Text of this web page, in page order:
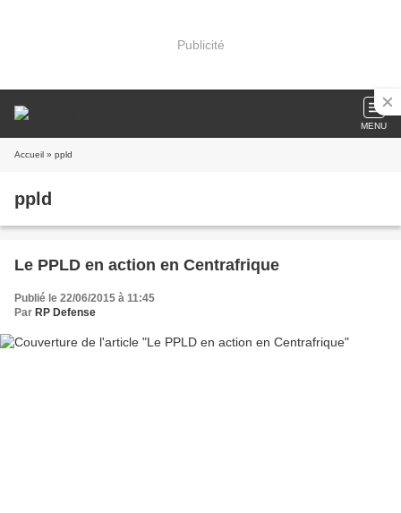
Publicité
MENU
Accueil » ppld
ppld
Le PPLD en action en Centrafrique
Publié le 22/06/2015 à 11:45
Par RP Defense